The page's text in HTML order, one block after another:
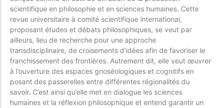
scientifique en philosophie et en sciences humaines. Cette
revue universitaire à comité scientifique international,
proposant études et débats philosophiques, se veut par
ailleurs, lieu de recherche pour une approche
transdisciplinaire, de croisements d’idées afin de favoriser le
franchissement des frontières. Autrement dit, elle veut œuvrer
à l’ouverture des espaces gnoséologiques et cognitifs en
posant des passerelles entre différentes régionalités du
savoir. C’est ainsi qu’elle met en dialogue les sciences
humaines et la réflexion philosophique et entend garantir un